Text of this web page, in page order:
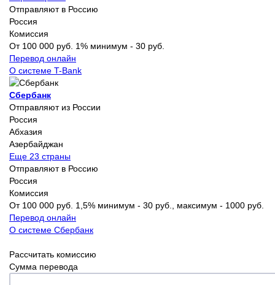
Отправляют в Россию
Россия
Комиссия
От 100 000 руб. 1% минимум - 30 руб.
Перевод онлайн
О системе T-Bank
Сбербанк
Отправляют из России
Россия
Абхазия
Азербайджан
Еще 23 страны
Отправляют в Россию
Россия
Комиссия
От 100 000 руб. 1,5% минимум - 30 руб., максимум - 1000 руб.
Перевод онлайн
О системе Сбербанк
Рассчитать комиссию
Сумма перевода